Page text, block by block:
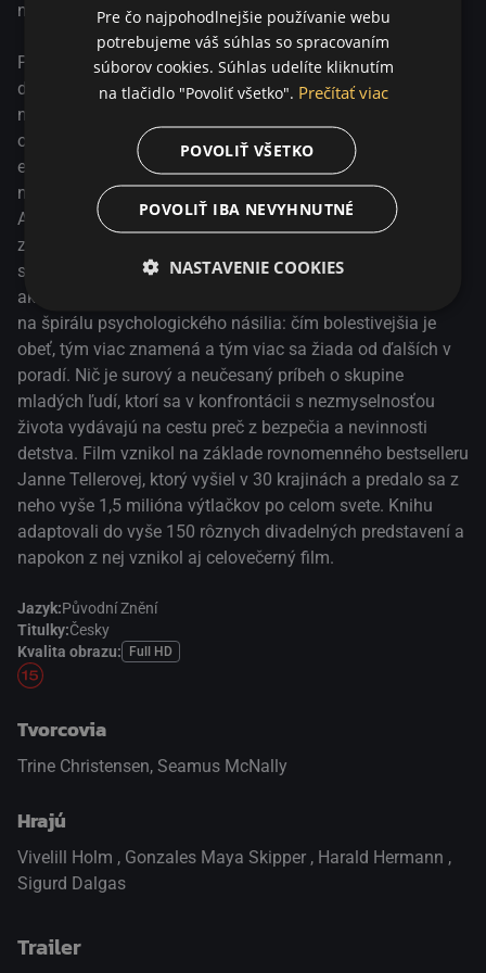
nezmyselnosťou života vydávajú na cestu preč z bezpečia
a nevinnosti detstva. Film vznikol na základe
rovnomenného bestselleru Janne Tellerovej, ktorý vyšiel v
30 krajinách a predalo sa z neho vyše 1,5 milióna
výtlačkov po celom svete. Knihu adaptovali do vyše 150
rôznych divadelných predstavení a napokon z nej vznikol
aj celovečerný film.
nevinnosť detstva.
Pierre Anthon a jeho spolužiaci práve začali chodiť do
deviatej triedy, keď Pierre Anthon zrazu vyhlási, že život
nemá zmysel, odíde zo školy, presťahuje sa na strom a
odmieta z neho zliezť. To vyvolá medzi jeho spolužiakmi
existenciálnu krízu. Rozhodnú sa zhromaždiť svoje
najcennejšie veci a urobiť "kopu zmyslu", ktorá by Pierra
Anthona presvedčila, že sa mýli. Začína sa nebezpečná,
znepokojujúca a kontroverzná štúdia o tom, na čom
skutočne záleží. To, čo sa začalo nevinným obetným
aktom zhromažďovania cenných vecí, sa čoskoro zmení
na špirálu psychologického násilia: čím bolestivejšia je
obeť, tým viac znamená a tým viac sa žiada od ďalších v
poradí. Nič je surový a neučesaný príbeh o skupine
mladých ľudí, ktorí sa v konfrontácii s nezmyselnosťou
života vydávajú na cestu preč z bezpečia a nevinnosti
detstva. Film vznikol na základe rovnomenného bestselleru
Janne Tellerovej, ktorý vyšiel v 30 krajinách a predalo sa z
neho vyše 1,5 milióna výtlačkov po celom svete. Knihu
adaptovali do vyše 150 rôznych divadelných predstavení a
napokon z nej vznikol aj celovečerný film.
Jazyk:Původní Znění
Titulky:Česky
Kvalita obrazu:
Full HD
Tvorcovia
Trine Christensen, Seamus McNally
Hrajú
Vivelill Holm , Gonzales Maya Skipper , Harald Hermann ,
Sigurd Dalgas
Trailer
Pre čo najpohodlnejšie používanie webu
potrebujeme váš súhlas so spracovaním
súborov cookies. Súhlas udelíte kliknutím
na tlačidlo "Povoliť všetko". Prečítať viac
POVOLIŤ VŠETKO
POVOLIŤ IBA NEVYHNUTNÉ
NASTAVENIE COOKIES